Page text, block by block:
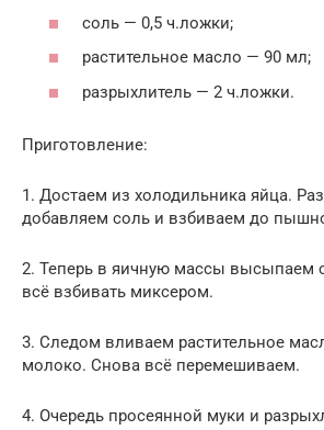
соль — 0,5 ч.ложки;
растительное масло — 90 мл;
разрыхлитель — 2 ч.ложки.
Приготовление:
1. Достаем из холодильника яйца.
добавляем соль и взбиваем до
2. Теперь в яичную массы высыпаем
всё взбивать миксером.
3. Следом вливаем растительное
молоко. Снова всё перемешиваем.
4. Очередь просеянной муки и